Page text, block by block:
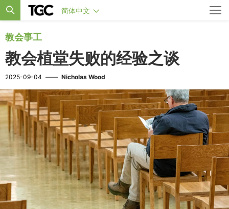
简体中文
教会事工
教会植堂失败的经验之谈
2025-09-04 —— Nicholas Wood